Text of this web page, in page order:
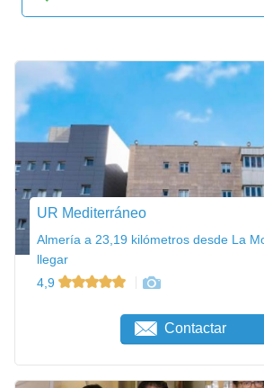
UR Mediterráneo
Almería a 23,19 kilómetros desde La
llegar
4,9
Contactar